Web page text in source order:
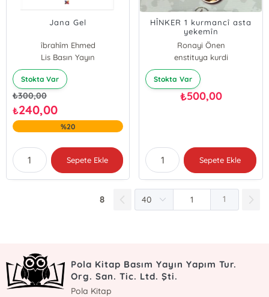
Jana Gel
îbrahîm Ehmed
Lis Basın Yayın
Stokta Var
₺300,00
₺240,00
%20
Sepete Ekle
HÎNKER 1 kurmancî asta
yekemîn
Ronayi Önen
sami tan
enstituya kurdi
Stokta Var
₺500,00
Sepete Ekle
8 1
Pola Kitap Basım Yayın Yapım Tur.
Org. San. Tic. Ltd. Şti.
Pola Kitap